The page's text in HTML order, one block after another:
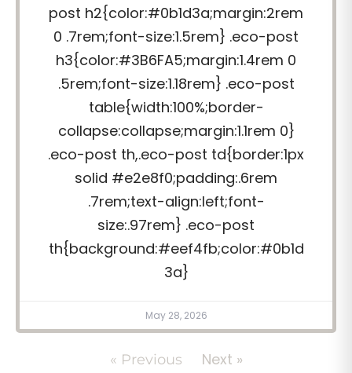
post h2{color:#0b1d3a;margin:2rem
0 .7rem;font-size:1.5rem} .eco-post
h3{color:#3B6FA5;margin:1.4rem 0
.5rem;font-size:1.18rem} .eco-post
table{width:100%;border-
collapse:collapse;margin:1.1rem 0}
.eco-post th,.eco-post td{border:1px
solid #e2e8f0;padding:.6rem
.7rem;text-align:left;font-
size:.97rem} .eco-post
th{background:#eef4fb;color:#0b1d
3a}
May 28, 2026
« Previous Next »